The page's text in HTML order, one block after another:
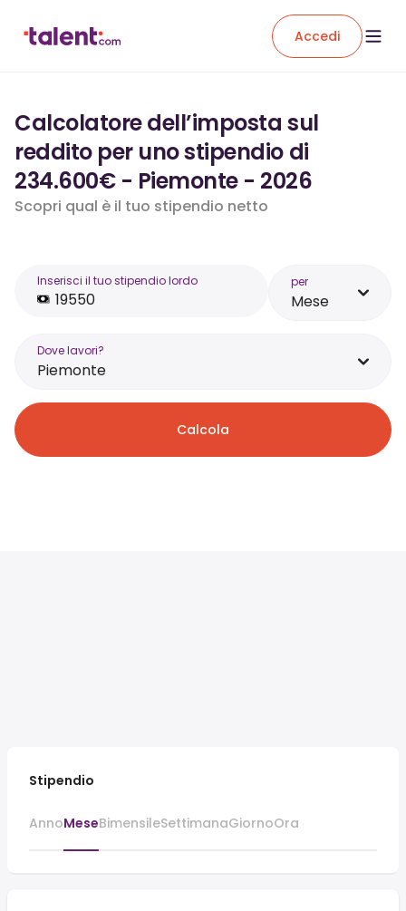
Accedi
Calcolatore dell’imposta sul
reddito per uno stipendio di
234.600€ - Piemonte - 2026
Scopri qual è il tuo stipendio netto
Inserisci il tuo stipendio lordo per
Mese
Dove lavori?
Piemonte
Calcola
Stipendio
AnnoMeseBimensileSettimanaGiornoOra